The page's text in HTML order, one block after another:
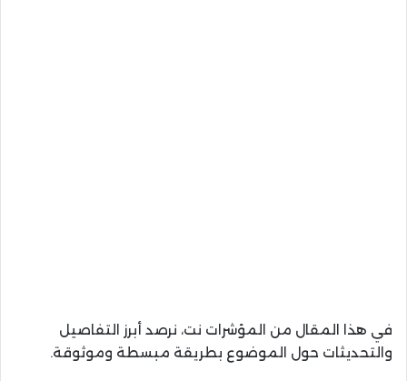
في هذا المقال من المؤشرات نت، نرصد أبرز التفاصيل
والتحديثات حول الموضوع بطريقة مبسطة وموثوقة.